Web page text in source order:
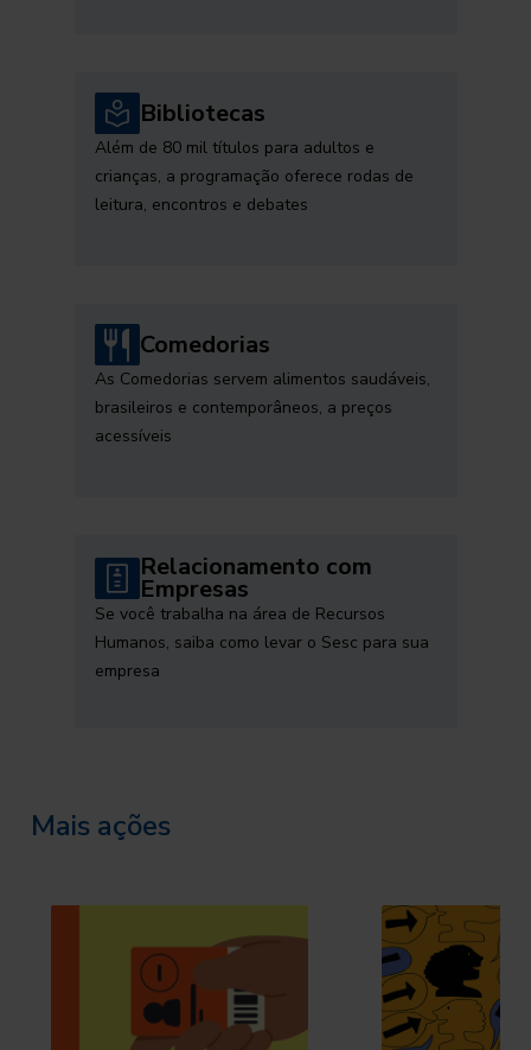
Bibliotecas
Além de 80 mil títulos para adultos e
crianças, a programação oferece rodas de
leitura, encontros e debates
Comedorias
As Comedorias servem alimentos saudáveis,
brasileiros e contemporâneos, a preços
acessíveis
Relacionamento com
Empresas
Se você trabalha na área de Recursos
Humanos, saiba como levar o Sesc para sua
empresa
Mais ações